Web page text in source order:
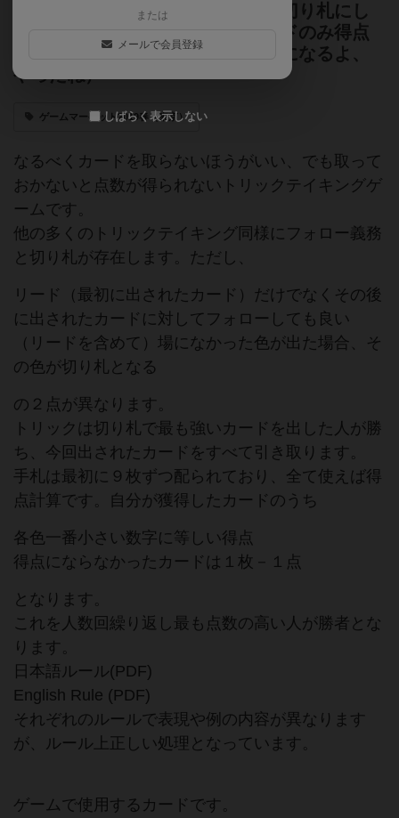
すとそれが切り札に（でも本当に切り札にし
ていいの？）各色一番小さいカードのみ得点
になるよ、やったね（ほかは失点になるよ、
やったね）
ゲームマーケット2019春（東京）
なるべくカードを取らないほうがいい、でも取って
おかないと点数が得られないトリックテイキングゲ
ームです。
他の多くのトリックテイキング同様にフォロー義務
と切り札が存在します。ただし、
リード（最初に出されたカード）だけでなくその後
に出されたカードに対してフォローしても良い
（リードを含めて）場になかった色が出た場合、そ
の色が切り札となる
の２点が異なります。
トリックは切り札で最も強いカードを出した人が勝
ち、今回出されたカードをすべて引き取ります。
手札は最初に９枚ずつ配られており、全て使えば得
点計算です。自分が獲得したカードのうち
各色一番小さい数字に等しい得点
得点にならなかったカードは１枚－１点
となります。
これを人数回繰り返し最も点数の高い人が勝者とな
ります。
日本語ルール(PDF)
English Rule (PDF)
それぞれのルールで表現や例の内容が異なります
が、ルール上正しい処理となっています。
ゲームで使用するカードです。
または
メールで会員登録
しばらく表示しない